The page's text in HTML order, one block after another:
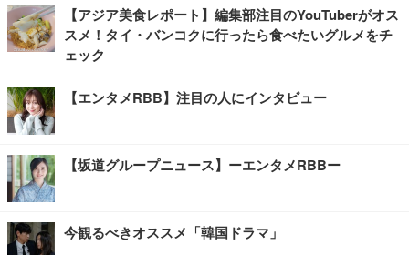
【アジア美食レポート】編集部注目のYouTuberがオス
スメ！タイ・バンコクに行ったら食べたいグルメをチ
ェック
【エンタメRBB】注目の人にインタビュー
【坂道グループニュース】ーエンタメRBBー
今観るべきオススメ「韓国ドラマ」